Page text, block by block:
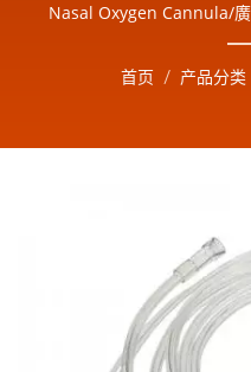
Nasal Oxygen Cannula/
16年专业制造医疗耗材和
产高品质医疗耗材和产品，
首页 / 产品分类